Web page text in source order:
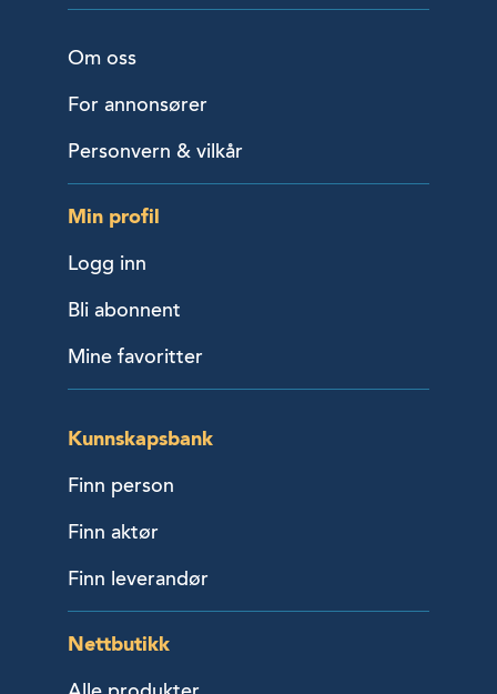
Om oss
For annonsører
Personvern & vilkår
Min profil
Logg inn
Bli abonnent
Mine favoritter
Kunnskapsbank
Finn person
Finn aktør
Finn leverandør
Nettbutikk